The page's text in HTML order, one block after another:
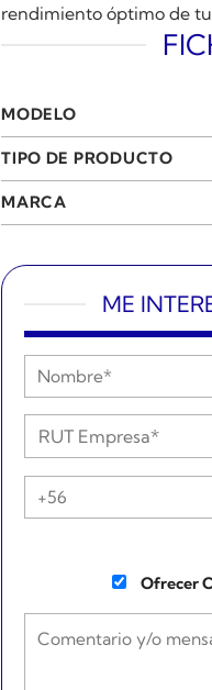
rendimiento óptimo de
MODELO
TIPO DE PRODUCTO
MARCA
ME
Ofrecer